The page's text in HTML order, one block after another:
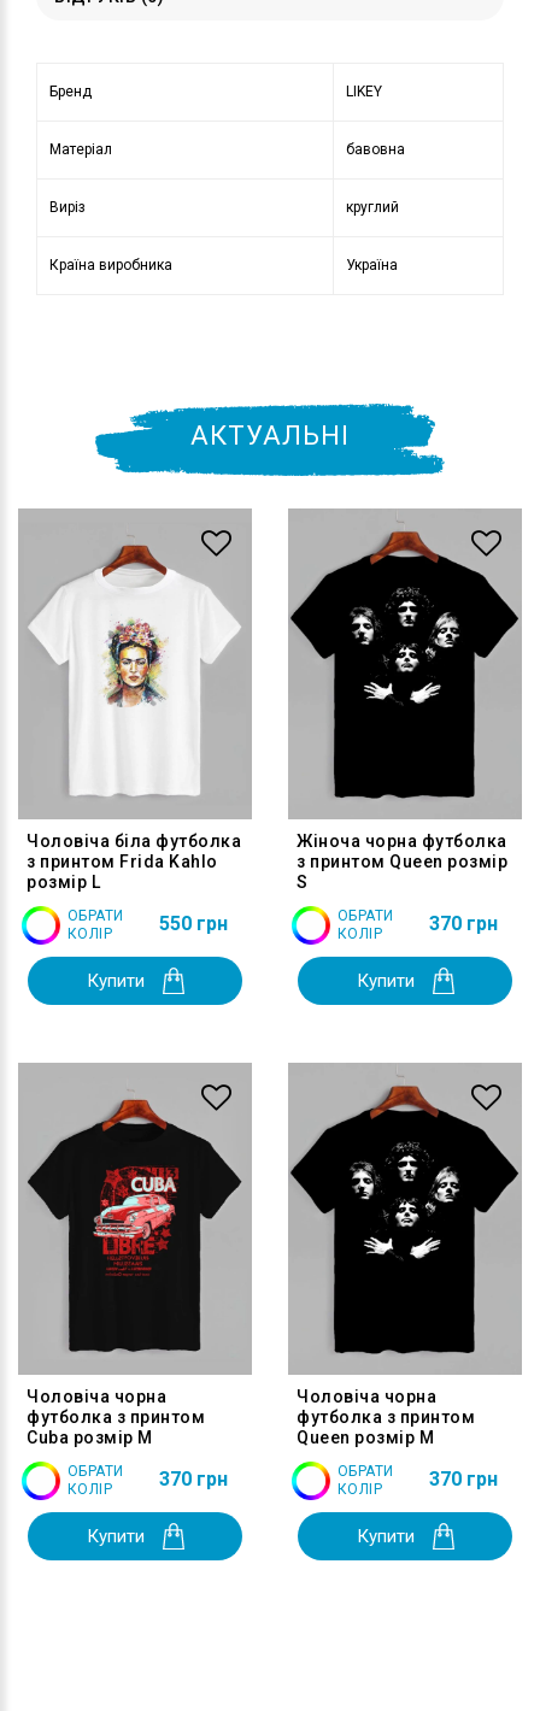
Бренд LIKEY
Матеріал бавовна
Виріз круглий
Країна виробника Україна
АКТУАЛЬНІ
Чоловіча біла футболка
з принтом Frida Kahlo
розмір L
ОБРАТИ
КОЛІР
550 грн
Купити
Жіноча чорна футболка
з принтом Queen розмір
S
ОБРАТИ
КОЛІР
370 грн
Купити
Чоловіча чорна
футболка з принтом
Cuba розмір M
ОБРАТИ
КОЛІР
370 грн
Купити
Чоловіча чорна
футболка з принтом
Queen розмір M
ОБРАТИ
КОЛІР
370 грн
Купити